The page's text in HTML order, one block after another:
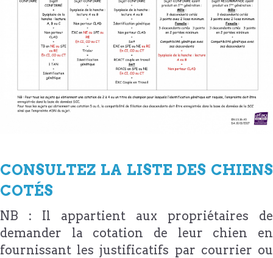
CONSULTEZ LA LISTE DES CHIENS
COTÉS
NB : Il appartient aux propriétaires de
demander la cotation de leur chien en
fournissant les justificatifs par courrier ou